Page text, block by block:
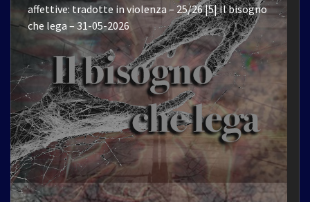
affettive: tradotte in violenza – 25/26 |5| Il bisogno
che lega – 31-05-2026